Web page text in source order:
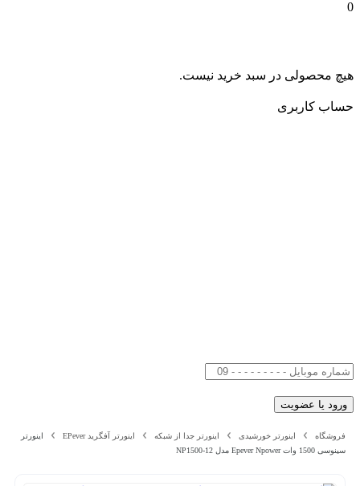
محصولی در سبد خرید نیست.
کاربری
فروشگاه اینورتر خورشیدی اینورتر جدا از شبکه اینورتر آفگرید EPever
اینورتر
سینوسی 1500 وات Epever Npower مدل NP1500-12